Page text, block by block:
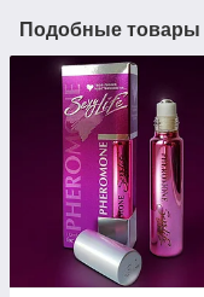
Подобные товары